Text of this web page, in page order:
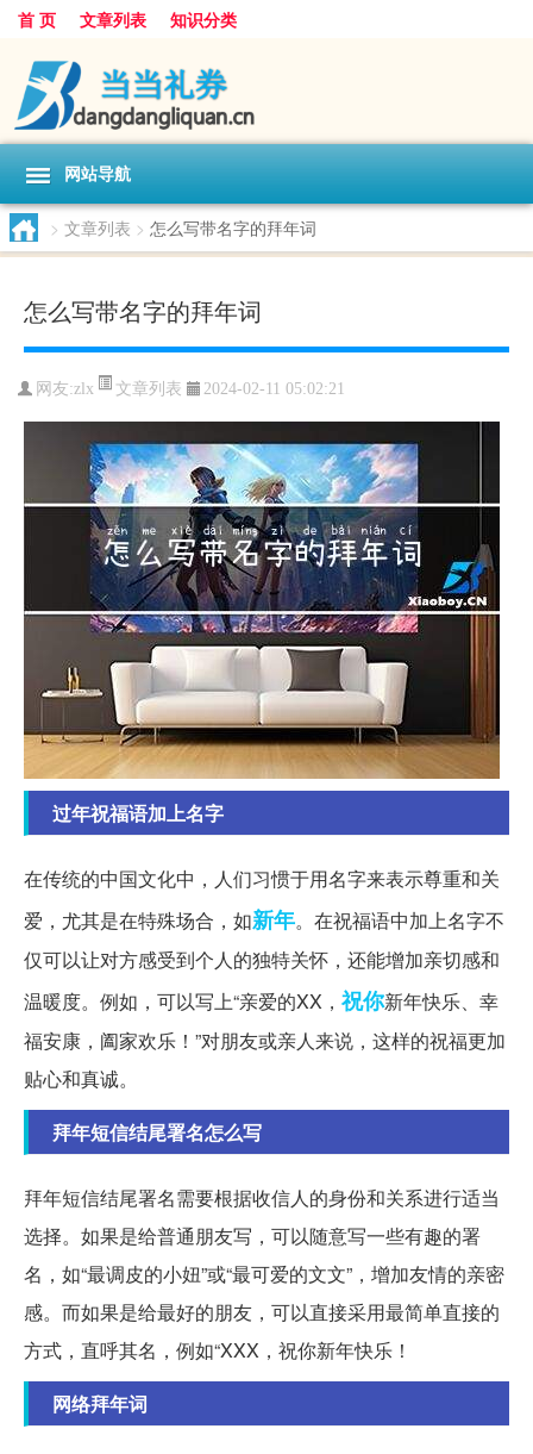
首 页 文章列表 知识分类
网站导航
> 文章列表 > 怎么写带名字的拜年词
怎么写带名字的拜年词
网友:zlx 文章列表 2024-02-11 05:02:21
过年祝福语加上名字
在传统的中国文化中，人们习惯于用名字来表示尊重和关
爱，尤其是在特殊场合，如新年。在祝福语中加上名字不
仅可以让对方感受到个人的独特关怀，还能增加亲切感和
温暖度。例如，可以写上“亲爱的XX， 祝你新年快乐、幸
福安康，阖家欢乐！”对朋友或亲人来说，这样的祝福更加
贴心和真诚。
拜年短信结尾署名怎么写
拜年短信结尾署名需要根据收信人的身份和关系进行适当
选择。如果是给普通朋友写，可以随意写一些有趣的署
名，如“最调皮的小妞”或“最可爱的文文”，增加友情的亲密
感。而如果是给最好的朋友，可以直接采用最简单直接的
方式，直呼其名，例如“XXX，祝你新年快乐！
网络拜年词